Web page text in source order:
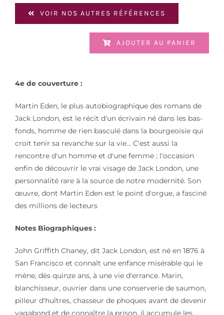
VOIR NOS AUTRES RÉFÉRENCES
AJOUTER AU PANIER
4e de couverture :
Martin Eden, le plus autobiographique des romans de
Jack London, est le récit d'un écrivain né dans les bas-
fonds, homme de rien basculé dans la bourgeoisie qui
croit tenir sa revanche sur la vie... C'est aussi la
rencontre d'un homme et d'une femme ; l'occasion
enfin de découvrir le vrai visage de Jack London, une
personnalité rare à la source de notre modernité. Son
œuvre, dont Martin Eden est le point d'orgue, a fasciné
des millions de lecteurs
Notes Biographiques :
John Griffith Chaney, dit Jack London, est né en 1876 à
San Francisco et connaît une enfance misérable qui le
mène, dès quinze ans, à une vie d'errance. Marin,
blanchisseur, ouvrier dans une conserverie de saumon,
pilleur d'huîtres, chasseur de phoques avant de devenir
vagabond et de connaître la prison, il accumule les